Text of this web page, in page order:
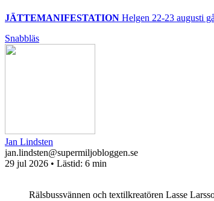
JÄTTEMANIFESTATION Helgen 22-23 augusti
Snabbläs
Jan Lindsten
jan.lindsten@supermiljobloggen.se
29 jul 2026 • Lästid: 6 min
Rälsbussvännen och textilkreatören Lasse